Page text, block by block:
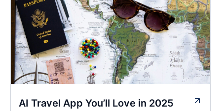
AI Travel App You’ll Love in 2025